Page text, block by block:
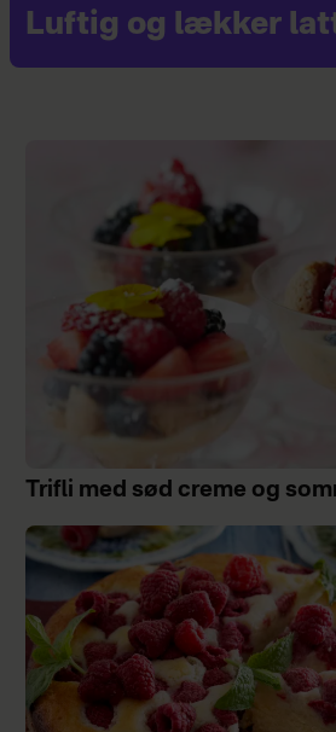
Luftig og lækker
Trifli med sød creme og